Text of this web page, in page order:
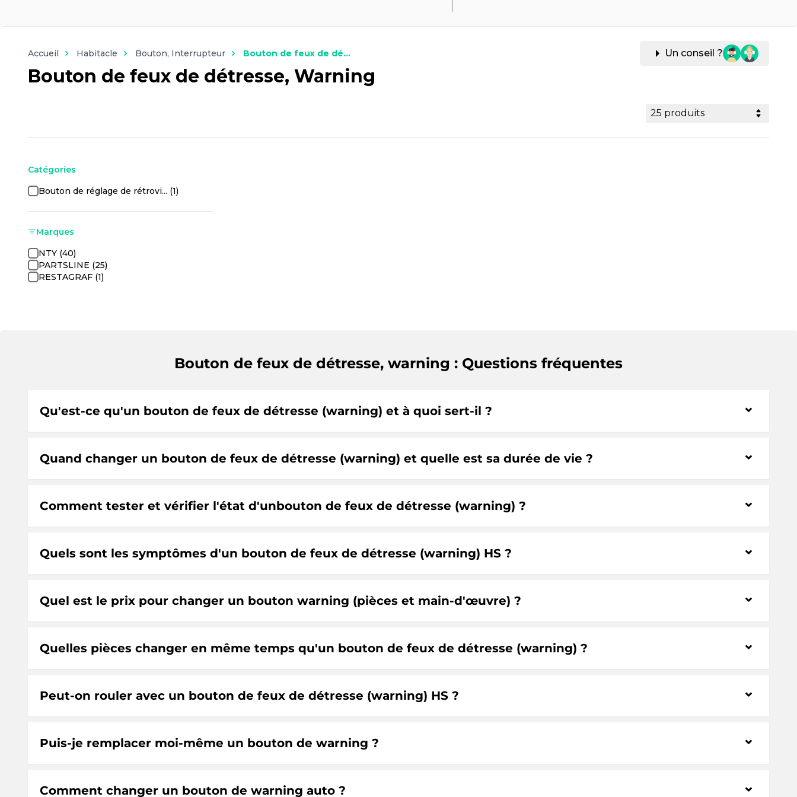
Accueil Habitacle Bouton, Interrupteur Bouton de feux de dé... Un conseil ?
Bouton de feux de détresse, Warning
25 produits
Catégories
Bouton de réglage de rétrovi... (1)
Marques
NTY (40)
PARTSLINE (25)
RESTAGRAF (1)
Bouton de feux de détresse, warning : Questions fréquentes
Qu'est-ce qu'un bouton de feux de détresse (warning) et à quoi sert-il ? ⌃
Quand changer un bouton de feux de détresse (warning) et quelle est sa durée de vie ? ⌃
Comment tester et vérifier l'état d'unbouton de feux de détresse (warning) ? ⌃
Quels sont les symptômes d'un bouton de feux de détresse (warning) HS ? ⌃
Quel est le prix pour changer un bouton warning (pièces et main-d'œuvre) ? ⌃
Quelles pièces changer en même temps qu'un bouton de feux de détresse (warning) ? ⌃
Peut-on rouler avec un bouton de feux de détresse (warning) HS ? ⌃
Puis-je remplacer moi-même un bouton de warning ? ⌃
Comment changer un bouton de warning auto ? ⌃